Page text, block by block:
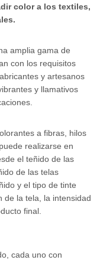
color a los textiles,
amplia gama de
con los requisitos
y artesanos
y llamativos
a fibras, hilos
realizarse en
el teñido de las
de las telas
y el tipo de tinte
de la tela, la intensidad
final.
cada uno con